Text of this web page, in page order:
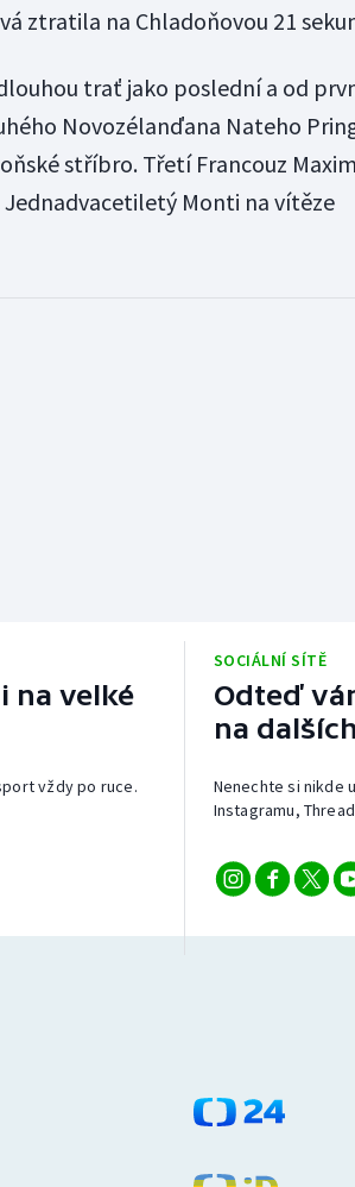
ztratila na Chladoňovou 21
trať jako poslední a od
Novozélanďana Nateho
stříbro. Třetí Francouz
Monti na vítěze
na velké
vždy po ruce.
SOCIÁLNÍ SÍTĚ
Odteď
na
Nenechte si nikde
Instagramu,